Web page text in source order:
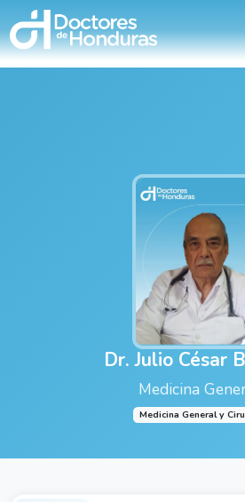
Dr. Julio César
Medicina
Medicina General y